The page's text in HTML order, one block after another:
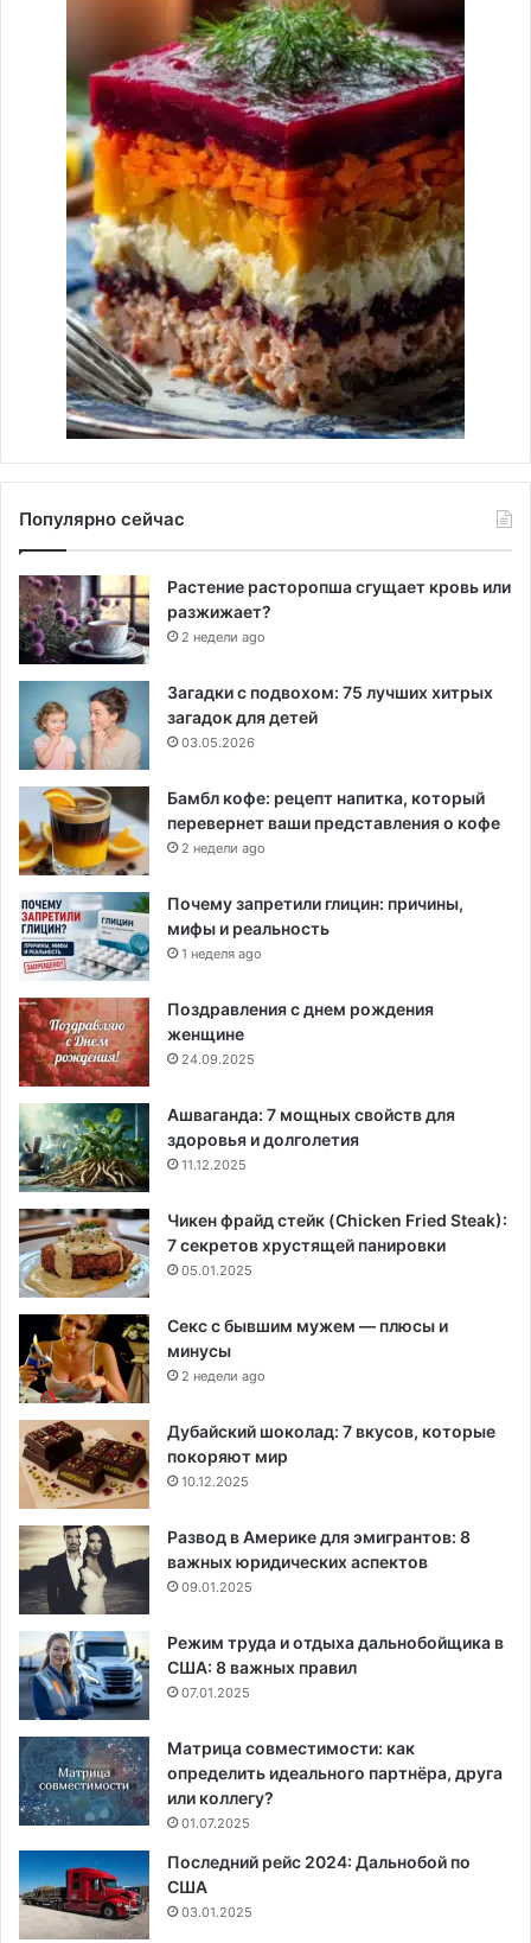
Популярно сейчас
Растение расторопша сгущает кровь или
разжижает?
2 недели ago
Загадки с подвохом: 75 лучших хитрых
загадок для детей
03.05.2026
Бамбл кофе: рецепт напитка, который
перевернет ваши представления о кофе
2 недели ago
Почему запретили глицин: причины,
мифы и реальность
1 неделя ago
Поздравления с днем рождения
женщине
24.09.2025
Ашваганда: 7 мощных свойств для
здоровья и долголетия
11.12.2025
Чикен фрайд стейк (Chicken Fried Steak):
7 секретов хрустящей панировки
05.01.2025
Секс с бывшим мужем — плюсы и
минусы
2 недели ago
Дубайский шоколад: 7 вкусов, которые
покоряют мир
10.12.2025
Развод в Америке для эмигрантов: 8
важных юридических аспектов
09.01.2025
Режим труда и отдыха дальнобойщика в
США: 8 важных правил
07.01.2025
Матрица совместимости: как
определить идеального партнёра, друга
или коллегу?
01.07.2025
Последний рейс 2024: Дальнобой по
США
03.01.2025